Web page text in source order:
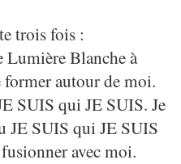
trois fois :
Lumière Blanche à
former autour de moi.
SUIS qui JE SUIS. Je
JE SUIS qui JE SUIS
avec moi.